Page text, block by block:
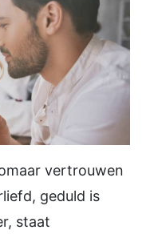
vertrouwen
geduld is
staat